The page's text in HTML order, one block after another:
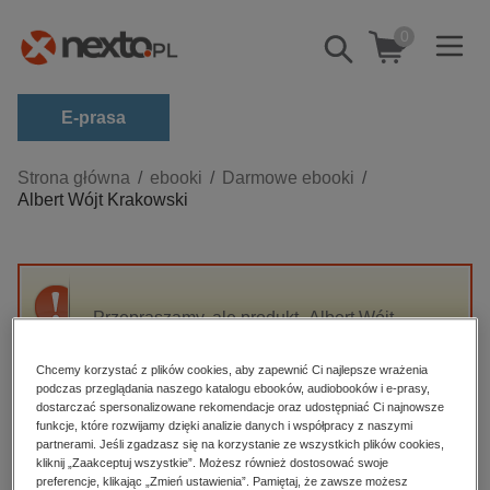
Pokaż/schowaj
wyszukiwarkę
0
E-prasa
Kategorie
Zobacz wszystkie E-prasa
budownictwo, aranżacja wnętrz
darmowe wydania
edukacja
hobby, sport, rozrywka
komputery, internet, technologie, informatyka
Strona główna ebooki
Darmowe ebooki
Albert Wójt Krakowski
Przepraszamy, ale produkt „Albert Wójt
High-contrast mode
Polecane
Chcemy korzystać z plików cookies, aby zapewnić Ci najlepsze wrażenia
podczas przeglądania naszego katalogu ebooków, audiobooków i e-prasy,
dostarczać spersonalizowane rekomendacje oraz udostępniać Ci najnowsze
funkcje, które rozwijamy dzięki analizie danych i współpracy z naszymi
partnerami. Jeśli zgadzasz się na korzystanie ze wszystkich plików cookies,
kliknij „Zaakceptuj wszystkie”. Możesz również dostosować swoje
preferencje, klikając „Zmień ustawienia”. Pamiętaj, że zawsze możesz